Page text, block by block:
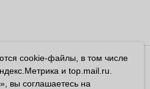
ОГРН 1032700302194
cookie-файлы, в том числе
и top.mail.ru.
вы соглашаетесь на